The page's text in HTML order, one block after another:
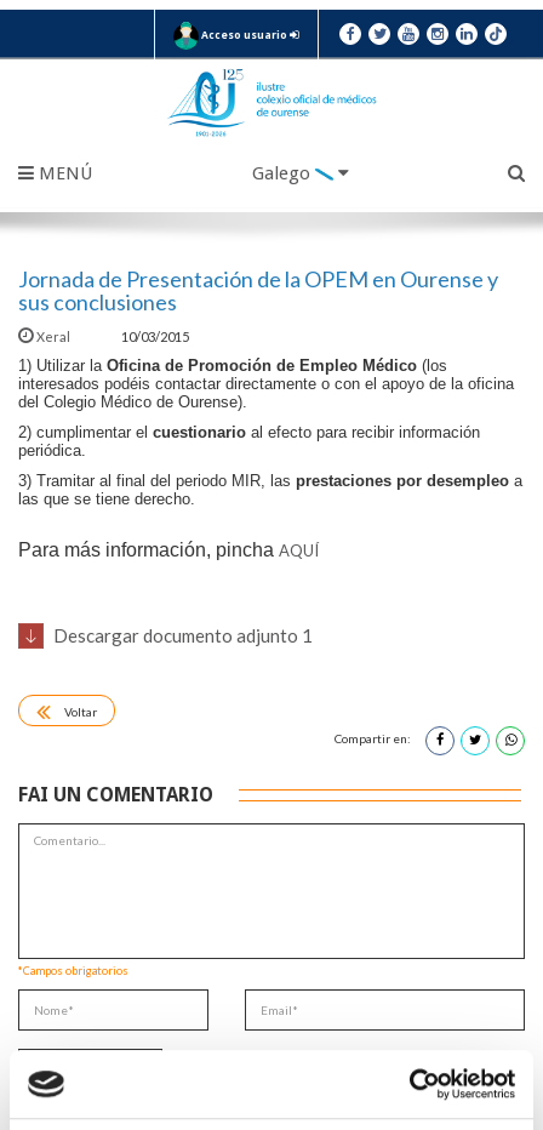
Acceso usuario
MENÚ Galego
Jornada de Presentación de la OPEM en Ourense y
sus conclusiones
Xeral 10/03/2015
1) Utilizar laOficina de Promoción de Empleo Médico (los
interesados podéis contactar directamente o con el apoyo de la oficina
del Colegio Médico de Ourense).
2) cumplimentar el cuestionario al efecto para recibir información
periódica.
3) Tramitar al final del periodo MIR, las prestaciones por desempleo a
las que se tiene derecho.
Para más información, pincha AQUÍ
Descargar documento adjunto 1
Voltar
Compartir en:
FAI UN COMENTARIO
*Campos obrigatorios
Lin e acepto aPolítica de privacidade*